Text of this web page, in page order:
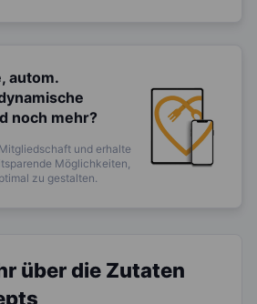
autom.
noch mehr?
und erhalte
Möglichkeiten,
zu gestalten.
über die Zutaten